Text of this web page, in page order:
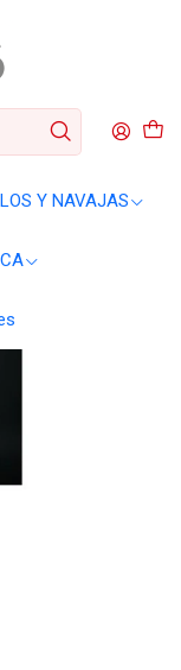
Y NAVAJAS
L verde accesorio